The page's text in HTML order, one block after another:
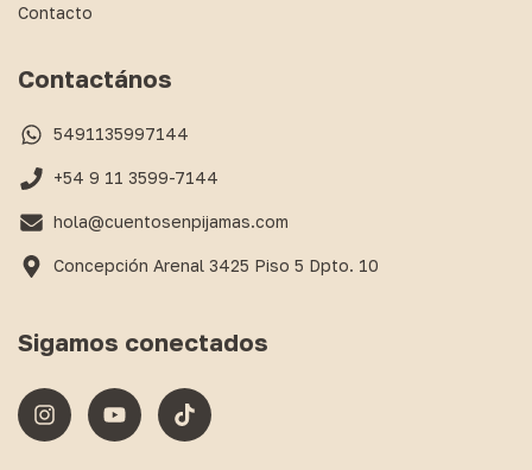
Contacto
Contactános
5491135997144
+54 9 11 3599-7144
hola@cuentosenpijamas.com
Concepción Arenal 3425 Piso 5 Dpto. 10
Sigamos conectados